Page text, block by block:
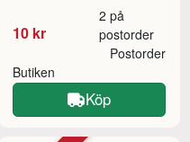
10 kr
2 på
postorder
Butiken
Postorder
Köp